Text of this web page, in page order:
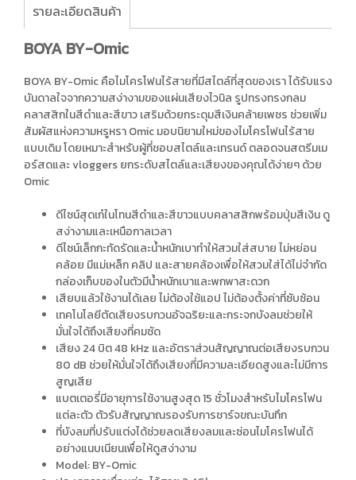
รายละเอียดสินค้า
BOYA BY-Omic
BOYA BY-Omic คือไมโครโฟนไร้สายที่มีสไตล์ที่สุดของเรา ได้รับแรง
บันดาลใจจากความสง่างามของแผ่นเสียงไวนิล รูปทรงทรงกลม
คลาสสิกในสีดำและสีขาว เสริมด้วยกระดุมสีเงินคล้ายเพชร ช่วยเพิ่ม
สัมผัสแห่งความหรูหรา Omic มอบนิยามใหม่ของไมโครโฟนไร้สาย
แบบเดิม โดยเหมาะสำหรับผู้ที่ชอบสไตล์และเทรนด์ ตลอดจนสตรีมเม
อร์สดและ vloggers ยกระดับสไตล์และเสียงของคุณได้ง่ายๆ ด้วย
Omic
ดีไซน์สุดเก๋ในโทนสีดำและสีขาวแบบคลาสสิกพร้อมปุ่มสีเงิน ดู
สง่างามและเหนือกาลเวลา
ดีไซน์เล็กกะทัดรัดและน้ำหนักเบาทำให้สวมใส่สบาย ไม่หย่อน
คล้อย มีแม่เหล็ก คลิป และสายคล้องเพื่อให้สวมใส่ได้ไม่จำกัด
กล่องเก็บของในตัวมีน้ำหนักเบาและพกพาสะดวก
เสียบแล้วใช้งานได้เลย ไม่ต้องใช้แอป ไม่ต้องตั้งค่าที่ซับซ้อน
เทคโนโลยีตัดเสียงรบกวนอัจฉริยะและกระจกบังลมช่วยให้
มั่นใจได้ถึงเสียงที่คมชัด
เสียง 24 บิต 48 kHz และอัตราส่วนสัญญาณต่อเสียงรบกวน
80 dB ช่วยให้มั่นใจได้ถึงเสียงที่มีความละเอียดสูงและไม่มีการ
สูญเสีย
แบตเตอรี่มีอายุการใช้งานสูงสุด 15 ชั่วโมงสำหรับไมโครโฟน
แต่ละตัว ตัวรับสัญญาณรองรับการชาร์จขณะบันทึก
ที่บังลมที่ปรับแต่งได้ช่วยลดเสียงลมและซ่อนไมโครโฟนได้
อย่างแนบเนียนเพื่อให้ดูสง่างาม
Model: BY-Omic